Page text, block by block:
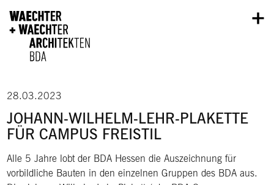
28.03.2023
JOHANN-WILHELM-LEHR-PLAKETTE
FÜR CAMPUS FREISTIL
Alle 5 Jahre lobt der BDA Hessen die Auszeichnung für
vorbildliche Bauten in den einzelnen Gruppen des BDA aus.